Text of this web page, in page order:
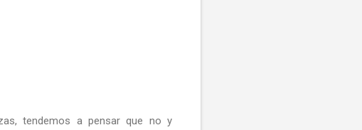
tendemos a pensar que no y